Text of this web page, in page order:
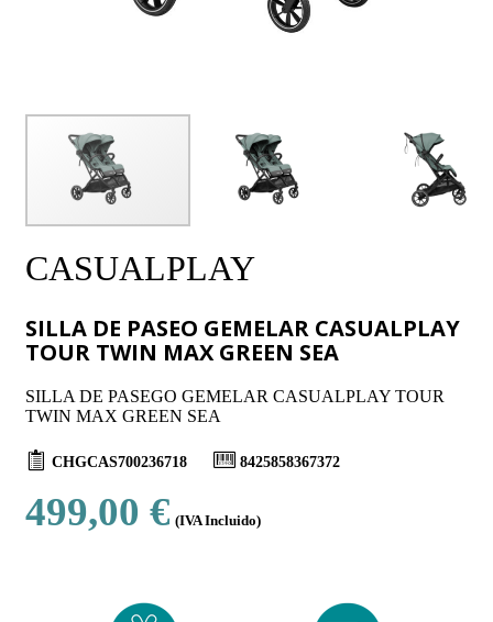
CASUALPLAY
SILLA DE PASEO GEMELAR CASUALPLAY
TOUR TWIN MAX GREEN SEA
SILLA DE PASEGO GEMELAR CASUALPLAY TOUR
TWIN MAX GREEN SEA
CHGCAS700236718 8425858367372
499,00 € (IVA Incluido)